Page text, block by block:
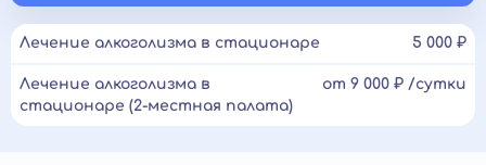
Лечение алкоголизма в стационаре 5 000 ₽
Лечение алкоголизма в
стационаре (2-местная палата)
от 9 000 ₽ /сутки